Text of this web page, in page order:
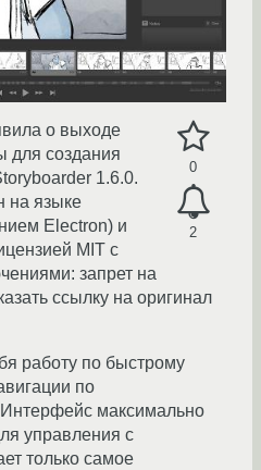
0
2
о выходе
для создания
1.6.0.
на языке
Electron) и
MIT с
запрет на
ссылку на оригинал
работу по быстрому
по
максимально
управления с
только самое